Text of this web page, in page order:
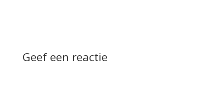
Geef een reactie